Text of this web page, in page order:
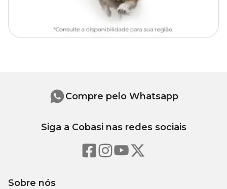
Sobre nós
Compre pelo Whatsapp
Siga a Cobasi nas redes sociais